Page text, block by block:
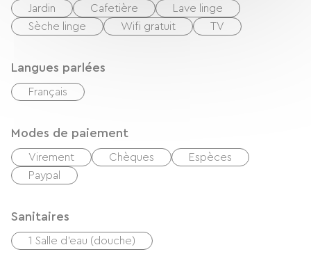
Jardin Cafetière
Lave linge
Sèche linge
Wifi gratuit TV
Langues parlées
Français
Modes de paiement
Virement Chèques
Espèces
Paypal
Sanitaires
1 Salle d'eau (douche)